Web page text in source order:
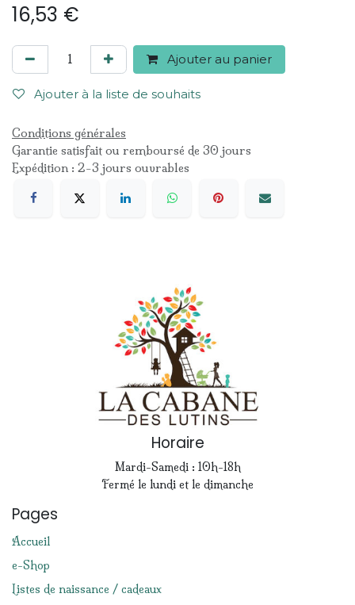
16,53 €
Ajouter au panier
Ajouter à la liste de souhaits
Conditions générales
Garantie satisfait ou remboursé de 30 jours
Expédition : 2-3 jours ouvrables
Horaire
Mardi-Samedi : 10h-18h
Fermé le lundi et le dimanche
Pages
Accueil
e-Shop
Listes de naissance / cadeaux